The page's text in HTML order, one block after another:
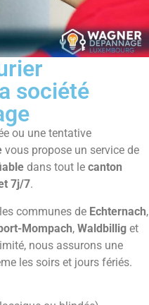
société
ou une tentative
vous propose un service de
dans tout le canton
7j/7.
communes de Echternach,
Mompach, Waldbillig et
nous assurons une
les soirs et jours fériés.